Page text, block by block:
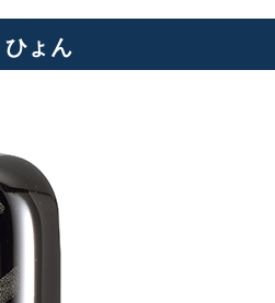
ょん